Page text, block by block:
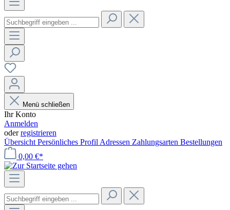
Menü schließen
Ihr Konto
Anmelden
oderregistrieren
Übersicht Persönliches Profil Adressen Zahlungsarten Bestellungen
0,00 €*